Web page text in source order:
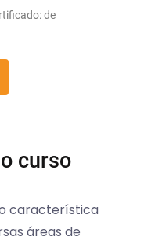
de
curso
característica
áreas de